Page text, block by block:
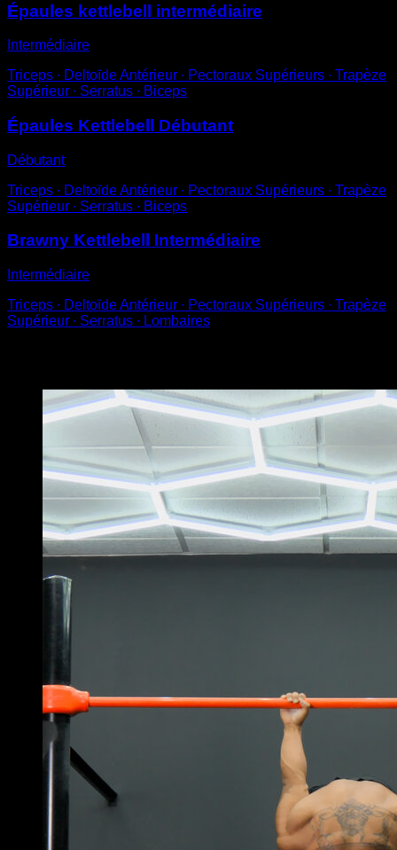
Épaules kettlebell intermédiaire
Intermédiaire
Triceps ∙ Deltoïde Antérieur ∙ Pectoraux Supérieurs ∙ Trapèze
Supérieur ∙ Serratus ∙ Biceps
Épaules Kettlebell Débutant
Débutant
Triceps ∙ Deltoïde Antérieur ∙ Pectoraux Supérieurs ∙ Trapèze
Supérieur ∙ Serratus ∙ Biceps
Brawny Kettlebell Intermédiaire
Intermédiaire
Triceps ∙ Deltoïde Antérieur ∙ Pectoraux Supérieurs ∙ Trapèze
Supérieur ∙ Serratus ∙ Lombaires